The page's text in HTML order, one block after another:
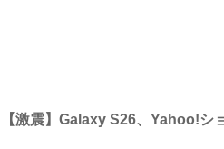
【激震】Galaxy S26、Yahoo!